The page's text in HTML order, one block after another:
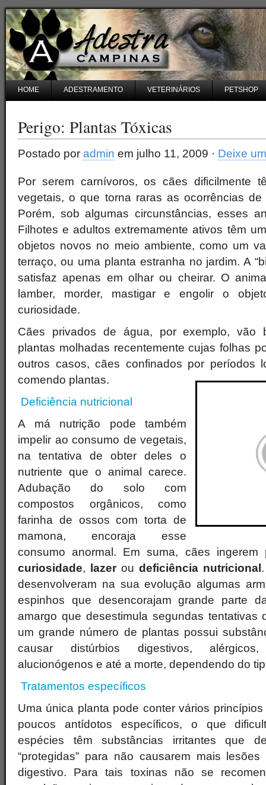
HOME ADESTRAMENTO VETERINÁRIOS PETSHOP
Perigo: Plantas Tóxicas
Postado por admin em julho 11, 2009 · Deixe
Por serem carnívoros, os cães dificilmente
vegetais, o que torna raras as ocorrências
Porém, sob algumas circunstâncias, esses
Filhotes e adultos extremamente ativos têm
objetos novos no meio ambiente, como um
terraço, ou uma planta estranha no jardim. A
satisfaz apenas em olhar ou cheirar. O
lamber, morder, mastigar e engolir o
curiosidade.
Cães privados de água, por exemplo, vão
plantas molhadas recentemente cujas folhas
outros casos, cães confinados por períodos
comendo plantas.
Deficiência nutricional
A má nutrição pode também
impelir ao consumo de vegetais,
na tentativa de obter deles o
nutriente que o animal carece.
Adubação do solo com
compostos orgânicos, como
farinha de ossos com torta de
mamona, encoraja esse
consumo anormal. Em suma, cães ingerem
curiosidade, lazerou deficiência nutricional
desenvolveram na sua evolução algumas
espinhos que desencorajam grande parte
amargo que desestimula segundas tentativas
um grande número de plantas possui
causar distúrbios digestivos,
alucionógenos e até a morte, dependendo do
Tratamentos específicos
Uma única planta pode conter vários
poucos antídotos específicos, o que
espécies têm substâncias irritantes que
“protegidas” para não causarem mais
digestivo. Para tais toxinas não se